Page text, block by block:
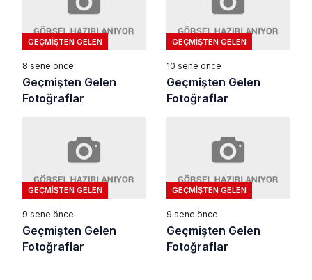
GEÇMIŞTEN GELEN
8 sene önce
Geçmişten Gelen
Fotoğraflar
GEÇMIŞTEN GELEN
10 sene önce
Geçmişten Gelen
Fotoğraflar
GEÇMIŞTEN GELEN
9 sene önce
Geçmişten Gelen
Fotoğraflar
GEÇMIŞTEN GELEN
9 sene önce
Geçmişten Gelen
Fotoğraflar